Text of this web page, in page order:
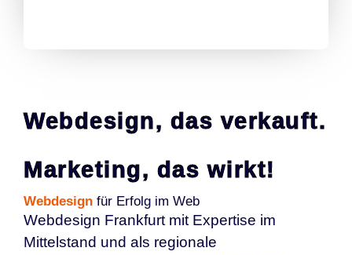
Webdesign, das verkauft.
Marketing, das wirkt!
Webdesign für Erfolg im Web
Webdesign Frankfurt mit Expertise im
Mittelstand und als regionale